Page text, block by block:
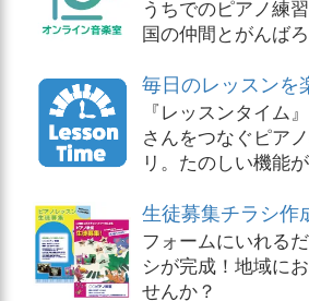
うちでのピアノ練
国の仲間とがんばろ
毎日のレッスンを
『レッスンタイム
さんをつなぐピア
リ。たのしい機能
生徒募集チラシ作
フォームにいれる
シが完成！地域に
せんか？